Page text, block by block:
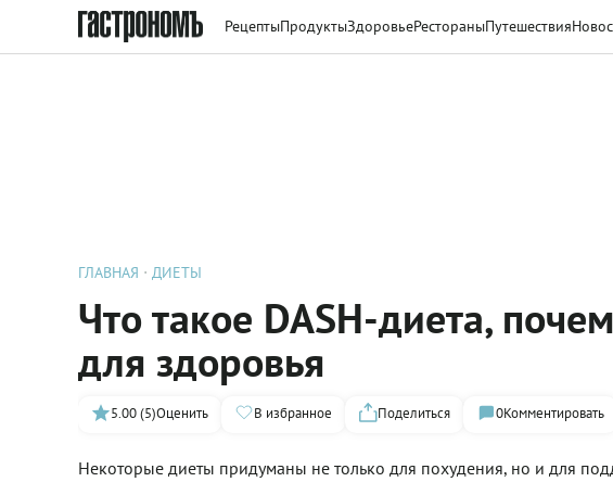
РецептыПродуктыЗдоровьеРестораныПутешествия
ГЛАВНАЯ ДИЕТЫ
Что такое DASH-диета,
для здоровья
5.00 (5)Оценить В избранное Поделиться 0Комментировать
Некоторые диеты придуманы не только для похудения, но и для